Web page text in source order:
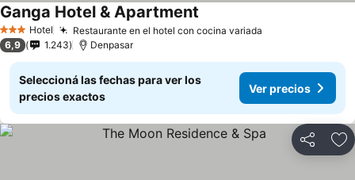
3 Estrellas
Hotel Restaurante en el hotel con cocina variada
Ganga Hotel & Apartment
6,9 1.243 Denpasar
Seleccioná las fechas para ver los
precios exactos
Ver precios
Compartir